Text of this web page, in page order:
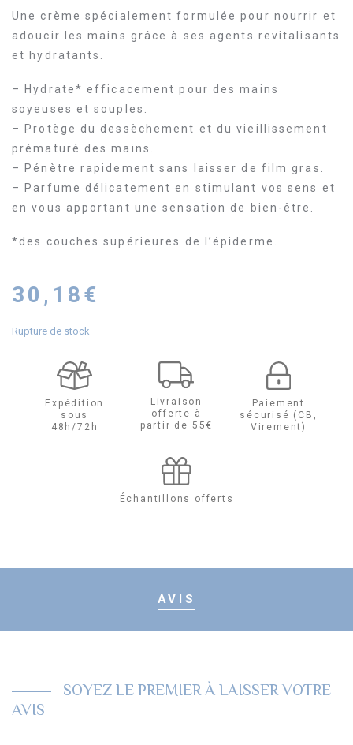
Une crème spécialement formulée pour nourrir et
adoucir les mains grâce à ses agents revitalisants
et hydratants.
– Hydrate* efficacement pour des mains
soyeuses et souples.
– Protège du dessèchement et du vieillissement
prématuré des mains.
– Pénètre rapidement sans laisser de film gras.
– Parfume délicatement en stimulant vos sens et
en vous apportant une sensation de bien-être.
*des couches supérieures de l’épiderme.
30,18€
Rupture de stock
Expédition
sous
48h/72h
Livraison
offerte à
partir de 55€
Paiement
sécurisé (CB,
Virement)
Échantillons offerts
AVIS
SOYEZ LE PREMIER À LAISSER VOTRE
AVIS